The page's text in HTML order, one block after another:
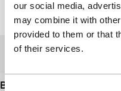
our social media,
may combine it with
provided to them or that
of their services.
Lengte 101'
Medium/Formaat
Bekijk meer details